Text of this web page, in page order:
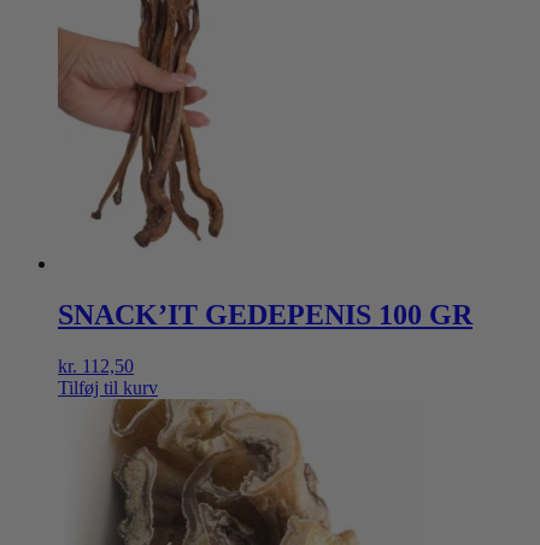
SNACK’IT GEDEPENIS 100 GR
kr. 112,50
Tilføj til kurv